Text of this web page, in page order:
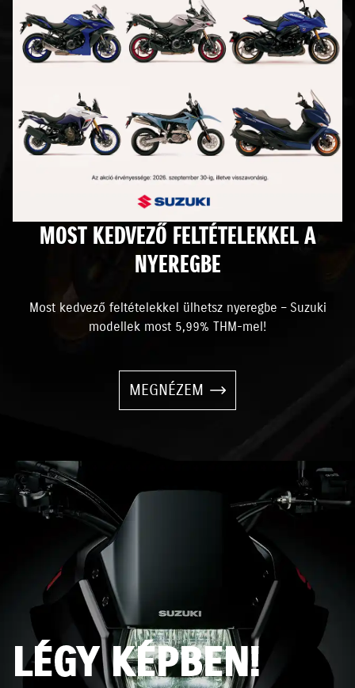
MOST KEDVEZŐ FELTÉTELEKKEL A
NYEREGBE
Most kedvező feltételekkel ülhetsz nyeregbe – Suzuki
modellek most 5,99% THM-mel!
MEGNÉZEM
LÉGY KÉPBEN!